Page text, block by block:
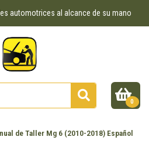
automotrices al alcance de su mano
0
de Taller Mg 6 (2010-2018) Español